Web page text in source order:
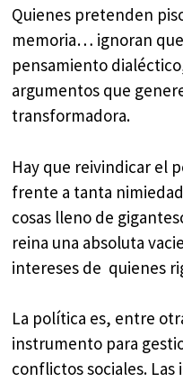
Quienes pretenden
memoria… ignoran
pensamiento
argumentos que
transformadora.
Hay que reivindicar el
frente a tanta
cosas lleno de
reina una absoluta
intereses de quienes
La política es, entre
instrumento para
conflictos sociales. Las